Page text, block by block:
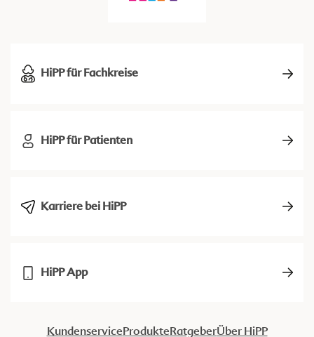
HiPP für Fachkreise
HiPP für Patienten
Karriere bei HiPP
HiPP App
KundenserviceProdukteRatgeberÜber HiPP